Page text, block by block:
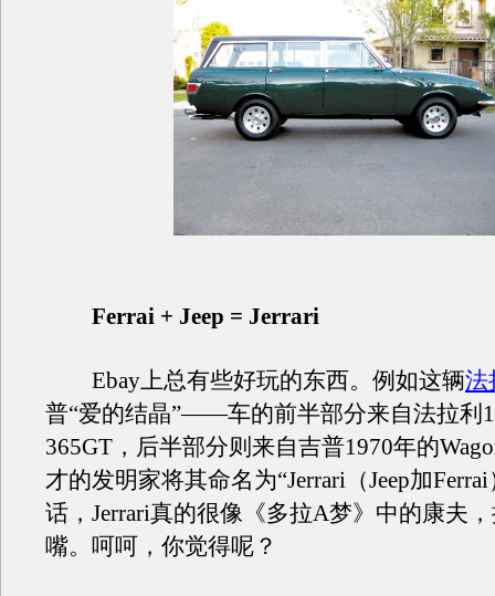
Ferrai + Jeep = Jerrari
Ebay上总有些好玩的东西。例如这辆法
普“爱的结晶”——车的前半部分来自法拉利
365GT，后半部分则来自吉普1970年的
才的发明家将其命名为“Jerrari（Jeep加
话，Jerrari真的很像《多拉A梦》中的康夫
嘴。呵呵，你觉得呢？